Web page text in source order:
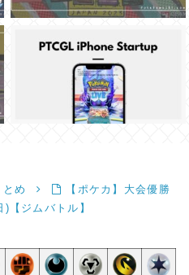
め
【ポケカ】大会優勝
【ジムバトル】